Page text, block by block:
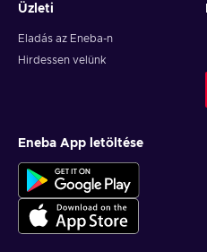
Üzleti
Eladás az Eneba-n
Hirdessen velünk
Eneba App letöltése